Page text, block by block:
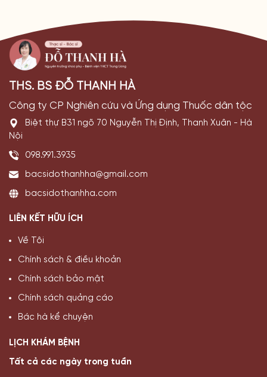
THS. BS ĐỖ THANH HÀ
Công ty CP Nghiên cứu và Ứng dụng Thuốc dân tộc
Biệt thự B31 ngõ 70 Nguyễn Thị Định, Thanh Xuân - Hà
Nội
098.991.3935
bacsidothanhha@gmail.com
bacsidothanhha.com
LIÊN KẾT HỮU ÍCH
Về Tôi
Chính sách & điều khoản
Chính sách bảo mật
Chính sách quảng cáo
Bác hà kể chuyện
LỊCH KHÁM BỆNH
Tất cả các ngày trong tuần